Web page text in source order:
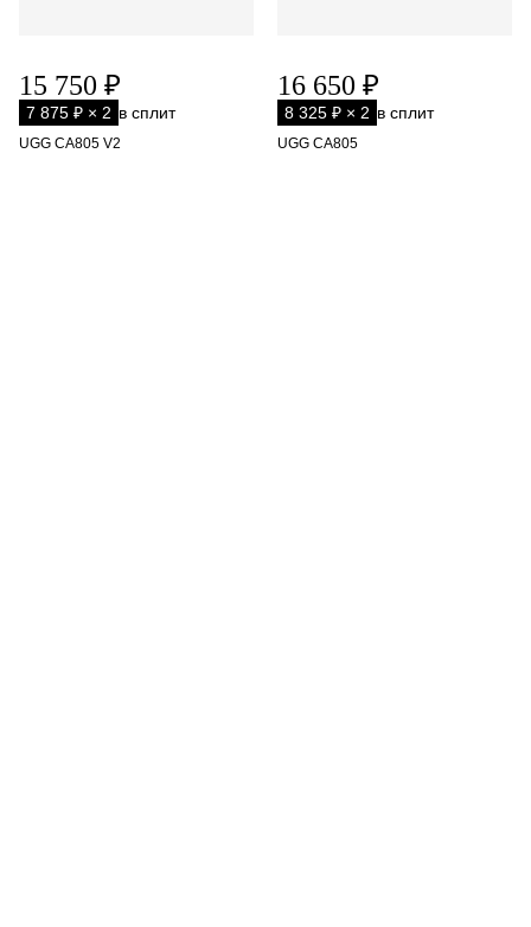
15 750 ₽
7 875 ₽ × 2 в сплит
UGG CA805 V2
16 650 ₽
8 325 ₽ × 2 в сплит
UGG CA805